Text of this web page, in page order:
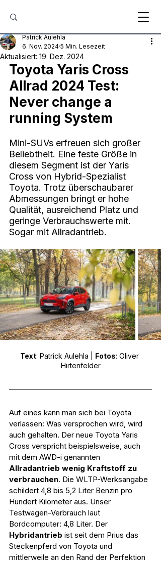
Patrick Aulehla
6. Nov. 2024 5 Min. Lesezeit
Aktualisiert: 19. Dez. 2024
Toyota Yaris Cross
Allrad 2024 Test:
Never change a
running System
Mini-SUVs erfreuen sich großer
Beliebtheit. Eine feste Größe in
diesem Segment ist der Yaris
Cross von Hybrid-Spezialist
Toyota. Trotz überschaubarer
Abmessungen bringt er hohe
Qualität, ausreichend Platz und
geringe Verbrauchswerte mit.
Sogar mit Allradantrieb.
Text: Patrick Aulehla | Fotos: Oliver
Hirtenfelder
Auf eines kann man sich bei Toyota
verlassen: Was versprochen wird, wird
auch gehalten. Der neue Toyota Yaris
Cross verspricht beispielsweise, auch
mit dem AWD-i genannten
Allradantrieb wenig Kraftstoff zu
verbrauchen. Die WLTP-Werksangabe
schildert 4,8 bis 5,2 Liter Benzin pro
Hundert Kilometer aus. Unser
Testwagen-Verbrauch laut
Bordcomputer: 4,8 Liter. Der
Hybridantrieb ist seit dem Prius das
Steckenpferd von Toyota und
mittlerweile an den Rand der Perfektion